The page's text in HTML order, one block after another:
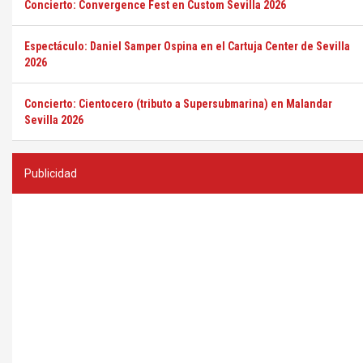
Concierto: Convergence Fest en Custom Sevilla 2026
Espectáculo: Daniel Samper Ospina en el Cartuja Center de Sevilla
2026
Concierto: Cientocero (tributo a Supersubmarina) en Malandar
Sevilla 2026
Publicidad